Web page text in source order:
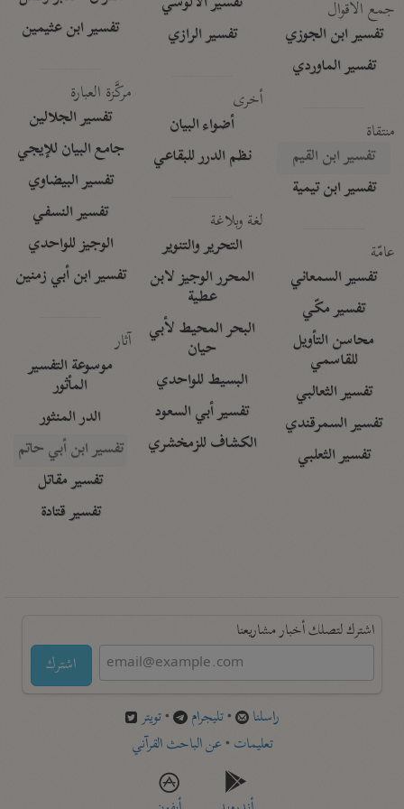
جمع الأقوال
تفسير ابن الجوزي
تفسير الماوردي
منتقاة
تفسير ابن القيم
تفسير ابن تيمية
عامّة
تفسير السمعاني
تفسير مكّي
محاسن التأويل
للقاسمي
تفسير الثعالبي
تفسير السمرقندي
تفسير الثعلبي
تفسير الرازي
أخرى
أضواء البيان
نظم الدرر للبقاعي
لغة وبلاغة
التحرير والتنوير
المحرر الوجيز لابن
عطية
البحر المحيط لأبي
حيان
البسيط للواحدي
تفسير أبي السعود
الكشاف للزمخشري
تفسير ابن عثيمين
مركَّزة العبارة
تفسير الجلالين
جامع البيان للإيجي
تفسير البيضاوي
تفسير النسفي
الوجيز للواحدي
تفسير ابن أبي زمنين
آثار
موسوعة التفسير
المأثور
الدر المنثور
تفسير ابن أبي حاتم
تفسير مقاتل
تفسير قتادة
اشترك لتصلك أخبار مشاريعنا
اشترك
راسلنا •تليجرام •تويتر
تعليمات •عن الباحث القرآني